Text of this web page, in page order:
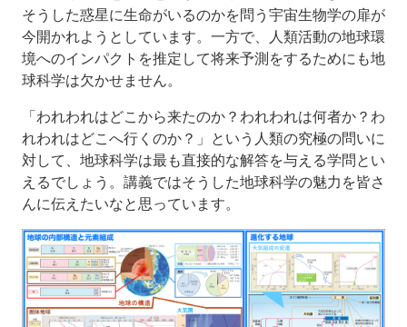
そうした惑星に生命がいるのかを問う宇宙生物学の扉が
今開かれようとしています。一方で、人類活動の地球環
境へのインパクトを推定して将来予測をするためにも地
球科学は欠かせません。
「われわれはどこから来たのか？われわれは何者か？わ
れわれはどこへ行くのか？」という人類の究極の問いに
対して、地球科学は最も直接的な解答を与える学問とい
えるでしょう。講義ではそうした地球科学の魅力を皆さ
んに伝えたいなと思っています。